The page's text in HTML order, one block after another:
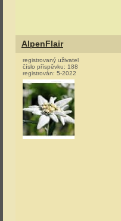
AlpenFlair
registrovaný uživatel
číslo příspěvku: 188
registrován: 5-2022